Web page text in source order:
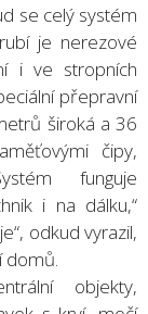
se celý systém
je nerezové
i ve stropních
přepravní
široká a 36
čipy,
funguje
i na dálku,“
odkud vyrazil,
domů.
objekty,